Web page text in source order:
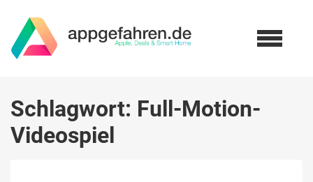
Schlagwort: Full-Motion-
Videospiel